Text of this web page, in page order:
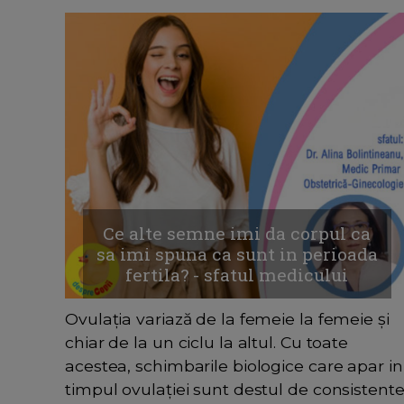
Ce alte semne imi da corpul ca
sa imi spuna ca sunt in perioada
fertila? - sfatul medicului
Ovulația variază de la femeie la femeie și
chiar de la un ciclu la altul. Cu toate
acestea, schimbarile biologice care apar in
timpul ovulației sunt destul de consistente